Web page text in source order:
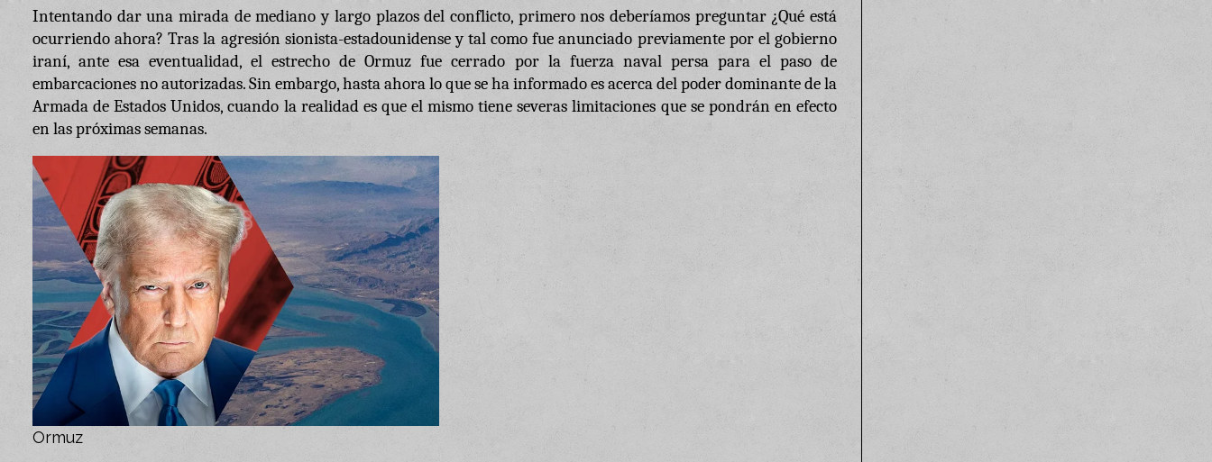
Intentando dar una mirada de mediano y largo plazos del conflicto, primero nos deberíamos preguntar ¿Qué está
ocurriendo ahora? Tras la agresión sionista-estadounidense y tal como fue anunciado previamente por el gobierno
iraní, ante esa eventualidad, el estrecho de Ormuz fue cerrado por la fuerza naval persa para el paso de
embarcaciones no autorizadas. Sin embargo, hasta ahora lo que se ha informado es acerca del poder dominante de la
Armada de Estados Unidos, cuando la realidad es que el mismo tiene severas limitaciones que se pondrán en efecto
en las próximas semanas.
Ormuz